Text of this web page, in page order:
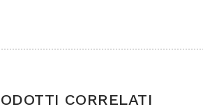
CORRELATI